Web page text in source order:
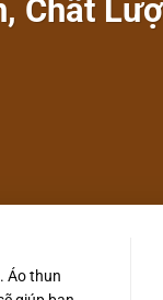
Chất
Áo thun